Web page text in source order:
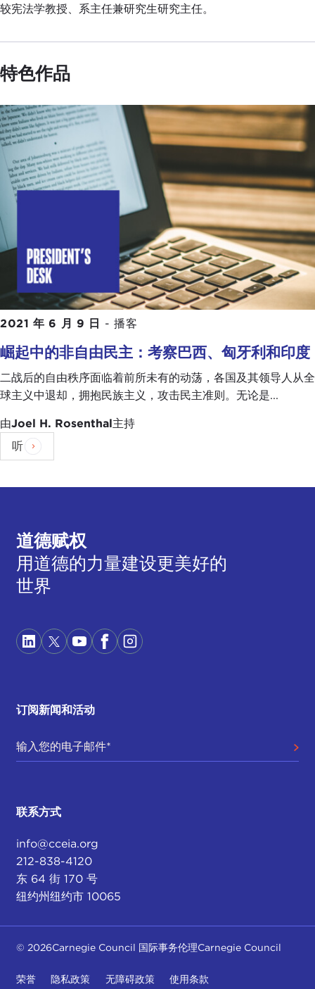
较宪法学教授、系主任兼研究生研究主任。
特色作品
2021 年 6 月 9 日 - 播客
崛起中的非自由民主：考察巴西、匈牙利和印度
二战后的自由秩序面临着前所未有的动荡，各国及其领导人从全
球主义中退却，拥抱民族主义，攻击民主准则。无论是...
由Joel H. Rosenthal主持
听
道德赋权
用道德的力量建设更美好的
世界
订阅新闻和活动
联系方式
info@cceia.org
212-838-4120
东 64 街 170 号
纽约州纽约市 10065
© 2026Carnegie Council 国际事务伦理Carnegie Council
荣誉 隐私政策 无障碍政策 使用条款